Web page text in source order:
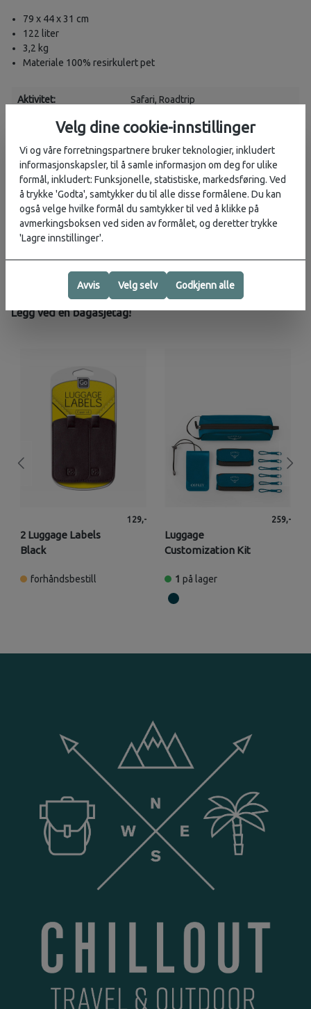
79 x 44 x 31 cm
122 liter
3,2 kg
Materiale 100% resirkulert pet
Aktivitet: Safari, Roadtrip
Vurderinger
Karakter:
5.0 av 5 mulige
Produsent
Legg ved en bagasjetag!
2 Luggage Labels
Black
129,-
forhåndsbestill
Luggage
Customization Kit
259,-
1 på lager
Velg dine cookie-innstillinger
Vi og våre forretningspartnere bruker teknologier, inkludert
informasjonskapsler, til å samle informasjon om deg for ulike
formål, inkludert: Funksjonelle, statistiske, markedsføring. Ved
å trykke 'Godta', samtykker du til alle disse formålene. Du kan
også velge hvilke formål du samtykker til ved å klikke på
avmerkingsboksen ved siden av formålet, og deretter trykke
'Lagre innstillinger'.
Avvis Velg selv Godkjenn alle